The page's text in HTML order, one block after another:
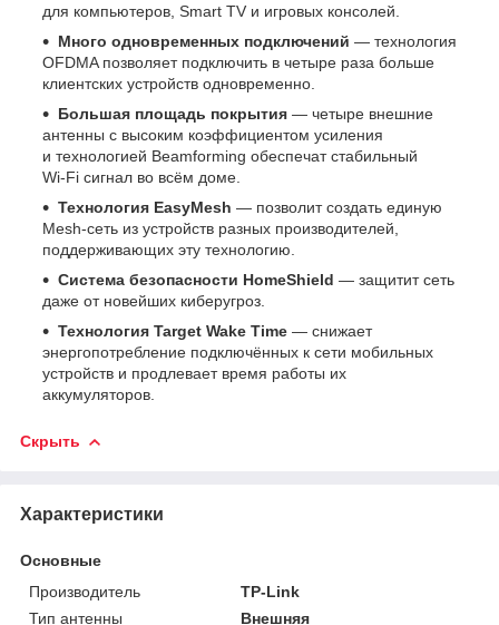
для компьютеров, Smart TV и игровых консолей.
Много одновременных подключений — технология
OFDMA позволяет подключить в четыре раза больше
клиентских устройств одновременно.
Большая площадь покрытия — четыре внешние
антенны с высоким коэффициентом усиления
и технологией Beamforming обеспечат стабильный
Wi‑Fi сигнал во всём доме.
Технология EasyMesh — позволит создать единую
Mesh‑сеть из устройств разных производителей,
поддерживающих эту технологию.
Система безопасности HomeShield — защитит сеть
даже от новейших киберугроз.
Технология Target Wake Time — снижает
энергопотребление подключённых к сети мобильных
устройств и продлевает время работы их
аккумуляторов.
Скрыть
Характеристики
Основные
Производитель
TP-Link
Тип антенны
Внешняя